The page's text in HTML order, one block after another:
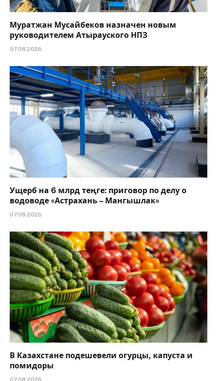
Муратжан Мусайбеков назначен новым
руководителем Атырауского НПЗ
07.08.2026
Ущерб на 6 млрд теңге: приговор по делу о
водоводе «Астрахань – Мангышлак»
07.08.2026
В Казахстане подешевели огурцы, капуста и
помидоры